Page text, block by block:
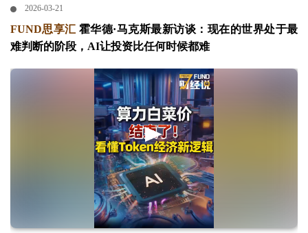
2026-03-21
FUND思享汇 霍华德·马克斯最新访谈：现在的世界处于最
难判断的阶段，AI让投资比任何时候都难